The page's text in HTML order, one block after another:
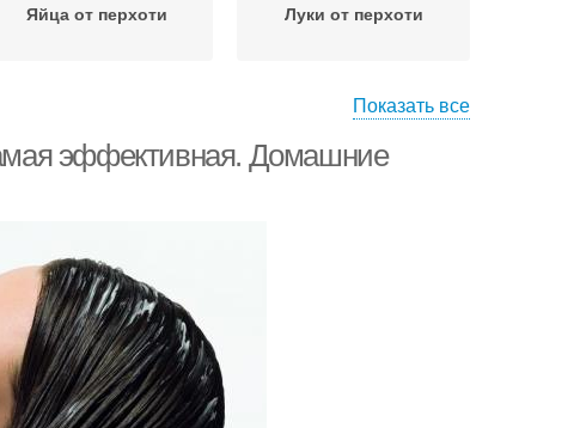
Яйца от перхоти Луки от перхоти
перхоти
Показать все
эффективная. Домашние